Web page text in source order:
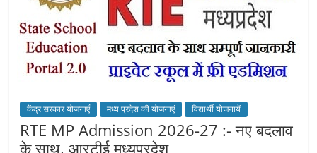
केंद्र सरकार योजनाएँ मध्य प्रदेश की योजनाएं विद्यार्थी योजनायें
RTE MP Admission 2026-27 :- नए बदलाव
के साथ, आरटीई मध्यप्रदेश